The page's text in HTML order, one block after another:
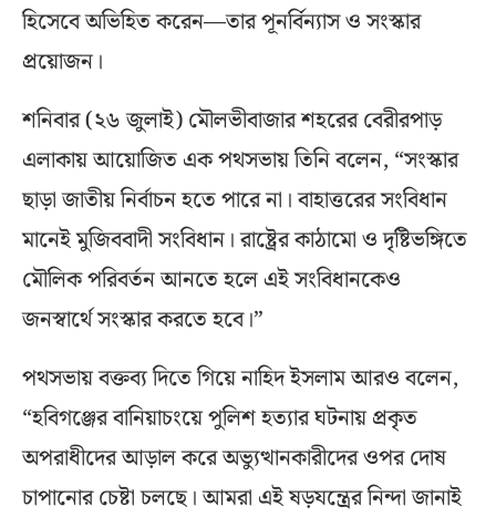
হিসেবে অভিহিত করেন—তার পূনর্বিন্যাস ও সংস্কার
প্রয়োজন।
শনিবার (২৬ জুলাই) মৌলভীবাজার শহরের বেরীরপাড়
এলাকায় আয়োজিত এক পথসভায় তিনি বলেন, “সংস্কার
ছাড়া জাতীয় নির্বাচন হতে পারে না। বাহাত্তরের সংবিধান
মানেই মুজিববাদী সংবিধান। রাষ্ট্রের কাঠামো ও দৃষ্টিভঙ্গিতে
মৌলিক পরিবর্তন আনতে হলে এই সংবিধানকেও
জনস্বার্থে সংস্কার করতে হবে।”
পথসভায় বক্তব্য দিতে গিয়ে নাহিদ ইসলাম আরও বলেন,
“হবিগঞ্জের বানিয়াচংয়ে পুলিশ হত্যার ঘটনায় প্রকৃত
অপরাধীদের আড়াল করে অভ্যুত্থানকারীদের ওপর দোষ
চাপানোর চেষ্টা চলছে। আমরা এই ষড়যন্ত্রের নিন্দা জানাই